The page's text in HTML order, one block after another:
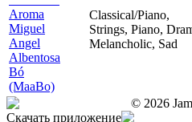
Aroma
Miguel
Angel
Albentosa
Bó
(MaaBo)
Classical/Piano,
Strings, Piano,
Melancholic, Sad
© 2026
Скачать приложение